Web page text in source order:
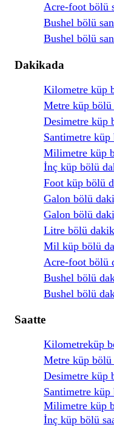
Acre-foot bölü
Bushel bölü
Bushel bölü
Dakikada
Kilometre küp
Metre küp
Desimetre küp
Santimetre
Milimetre küp
İnç küp bölü
Foot küp bölü
Galon bölü
Galon bölü
Litre bölü
Mil küp bölü
Acre-foot bölü
Bushel bölü
Bushel bölü
Saatte
Kilometreküp
Metre küp bölü
Desimetre küp
Santimetre küp
Milimetre küp
İnç küp bölü